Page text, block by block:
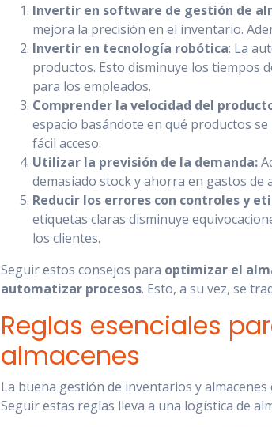
Invertir en software de gestión de
mejora la precisión en el inventario.
Invertir en tecnología robótica: La
productos. Esto disminuye los tiempos
para los empleados.
Comprender la velocidad del
espacio basándote en qué productos
fácil acceso.
Utilizar la previsión de la demanda:
demasiado stock y ahorra en gastos de
Reducir los errores con controles y
etiquetas claras disminuye
los clientes.
Seguir estos consejos para optimizar el
automatizar procesos. Esto, a su vez, se
Reglas esenciales
almacenes
La buena gestión de inventarios y
Seguir estas reglas lleva a una logística de